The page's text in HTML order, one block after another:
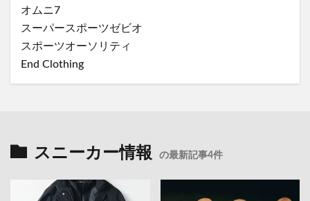
オムニ7
スーパースポーツゼビオ
スポーツオーソリティ
End Clothing
スニーカー情報 の最新記事4件